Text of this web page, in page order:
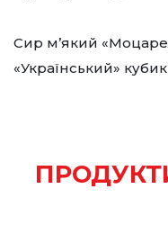
Сир м’який
«Український»